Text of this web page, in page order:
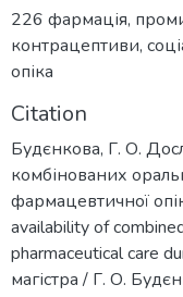
226 фармація,
контрацептиви,
опіка
Citation
Будєнкова, Г. О.
комбінованих
фармацевтичної
availability of
pharmaceutical care
магістра / Г. О.